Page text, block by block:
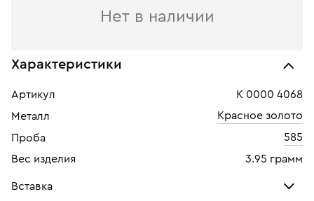
Нет в наличии
Характеристики
Артикул
К 0000 4068
Металл
Красное золото
Проба
585
Вес изделия
3.95 грамм
Вставка